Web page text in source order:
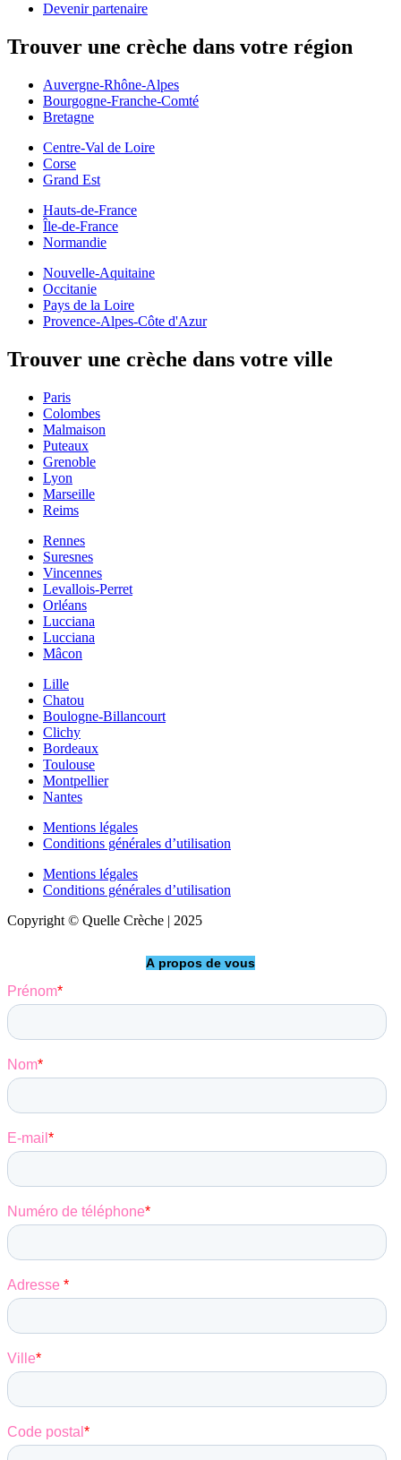
Devenir partenaire
Trouver une crèche dans votre région
Auvergne-Rhône-Alpes
Bourgogne-Franche-Comté
Bretagne
Centre-Val de Loire
Corse
Grand Est
Hauts-de-France
Île-de-France
Normandie
Nouvelle-Aquitaine
Occitanie
Pays de la Loire
Provence-Alpes-Côte d'Azur
Trouver une crèche dans votre ville
Paris
Colombes
Malmaison
Puteaux
Grenoble
Lyon
Marseille
Reims
Rennes
Suresnes
Vincennes
Levallois-Perret
Orléans
Lucciana
Lucciana
Mâcon
Lille
Chatou
Boulogne-Billancourt
Clichy
Bordeaux
Toulouse
Montpellier
Nantes
Mentions légales
Conditions générales d’utilisation
Mentions légales
Conditions générales d’utilisation
Copyright © Quelle Crèche | 2025